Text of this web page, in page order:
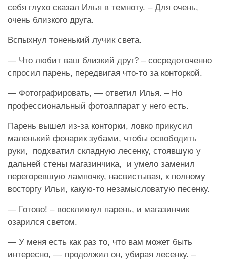
себя глухо сказал Илья в темноту. – Для очень,
очень близкого друга.
Вспыхнул тоненький лучик света.
— Что любит ваш близкий друг? – сосредоточенно
спросил парень, передвигая что-то за конторкой.
— Фотографировать, — ответил Илья. – Но
профессиональный фотоаппарат у него есть.
Парень вышел из-за конторки, ловко прикусил
маленький фонарик зубами, чтобы освободить
руки, подхватил складную лесенку, стоявшую у
дальней стены магазинчика, и умело заменил
перегоревшую лампочку, насвистывая, к полному
восторгу Ильи, какую-то незамысловатую песенку.
— Готово! – воскликнул парень, и магазинчик
озарился светом.
— У меня есть как раз то, что вам может быть
интересно, — продолжил он, убирая лесенку. –